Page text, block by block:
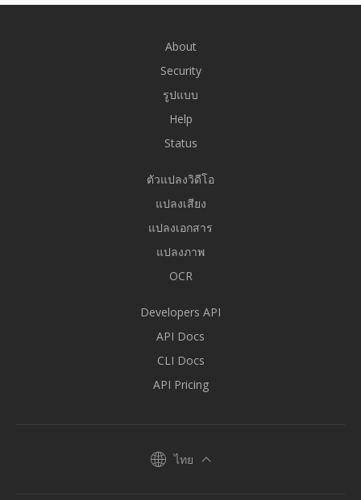
About
Security
รูปแบบ
Help
Status
ตัวแปลงวิดีโอ
แปลงเสียง
แปลงเอกสาร
แปลงภาพ
OCR
Developers API
API Docs
CLI Docs
API Pricing
ไทย